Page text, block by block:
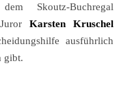
Skoutz-Buchregal
JurorKarsten Kruschel
ausführlich
gibt.